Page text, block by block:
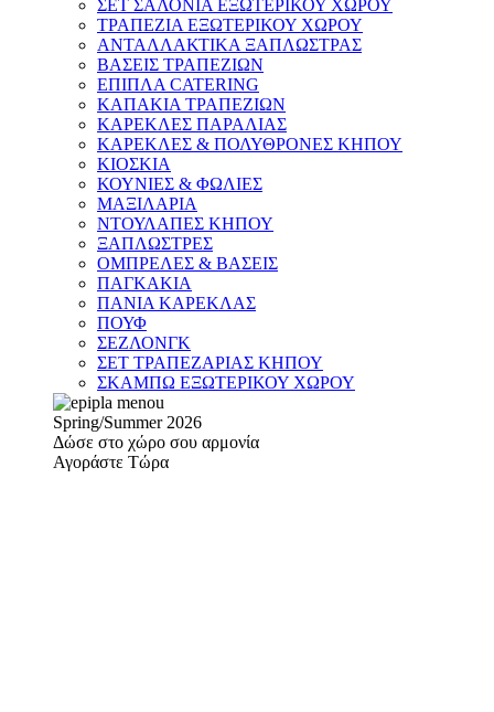
ΣΕΤ ΣΑΛΟΝΙΑ ΕΞΩΤΕΡΙΚΟΥ ΧΩΡΟΥ
ΤΡΑΠΕΖΙΑ ΕΞΩΤΕΡΙΚΟΥ ΧΩΡΟΥ
ΑΝΤΑΛΛΑΚΤΙΚΑ ΞΑΠΛΩΣΤΡΑΣ
ΒΑΣΕΙΣ ΤΡΑΠΕΖΙΩΝ
ΕΠΙΠΛΑ CATERING
ΚΑΠΑΚΙΑ ΤΡΑΠΕΖΙΩΝ
ΚΑΡΕΚΛΕΣ ΠΑΡΑΛΙΑΣ
ΚΑΡΕΚΛΕΣ & ΠΟΛΥΘΡΟΝΕΣ ΚΗΠΟΥ
ΚΙΟΣΚΙΑ
ΚΟΥΝΙΕΣ & ΦΩΛΙΕΣ
ΜΑΞΙΛΑΡΙΑ
ΝΤΟΥΛΑΠΕΣ ΚΗΠΟΥ
ΞΑΠΛΩΣΤΡΕΣ
ΟΜΠΡΕΛΕΣ & ΒΑΣΕΙΣ
ΠΑΓΚΑΚΙΑ
ΠΑΝΙΑ ΚΑΡΕΚΛΑΣ
ΠΟΥΦ
ΣΕΖΛΟΝΓΚ
ΣΕΤ ΤΡΑΠΕΖΑΡΙΑΣ ΚΗΠΟΥ
ΣΚΑΜΠΩ ΕΞΩΤΕΡΙΚΟΥ ΧΩΡΟΥ
Spring/Summer 2026
Δώσε στο χώρο σου αρμονία
Αγοράστε Τώρα